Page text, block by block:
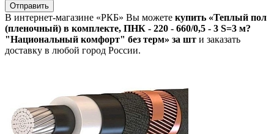
Отправить
В интернет-магазине «РКБ» Вы можете купить «Теплый пол
(пленочный) в комплекте, ПНК - 220 - 660/0,5 - 3 S=3 м?
"Национальный комфорт" без терм» за шт и заказать
доставку в любой город России.